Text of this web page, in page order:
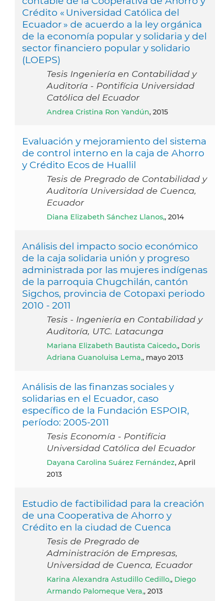
Crédito « Universidad Católica del
Ecuador » de acuerdo a la ley orgánica
de la economía popular y solidaria y del
sector financiero popular y solidario
(LOEPS)
Tesis Ingeniería en Contabilidad y
Auditoría - Pontifícia Universidad
Católica del Ecuador
Andrea Cristina Ron Yandún, 2015
Evaluación y mejoramiento del sistema
de control interno en la caja de Ahorro
y Crédito Ecos de Huallil
Tesis de Pregrado de Contabilidad y
Auditoría Universidad de Cuenca,
Ecuador
Diana Elizabeth Sánchez Llanos,, 2014
Análisis del impacto socio económico
de la caja solidaria unión y progreso
administrada por las mujeres indígenas
de la parroquia Chugchilán, cantón
Sigchos, provincia de Cotopaxi periodo
2010 - 2011
Tesis - Ingeniería en Contabilidad y
Auditoría, UTC. Latacunga
Mariana Elizabeth Bautista Caicedo,, Doris
Adriana Guanoluisa Lema,, mayo 2013
Análisis de las finanzas sociales y
solidarias en el Ecuador, caso
específico de la Fundación ESPOIR,
período: 2005-2011
Tesis Economía - Pontifícia
Universidad Católica del Ecuador
Dayana Carolina Suárez Fernández, April
2013
Estudio de factibilidad para la creación
de una Cooperativa de Ahorro y
Crédito en la ciudad de Cuenca
Tesis de Pregrado de
Administración de Empresas,
Universidad de Cuenca, Ecuador
Karina Alexandra Astudillo Cedillo,, Diego
Armando Palomeque Vera,, 2013